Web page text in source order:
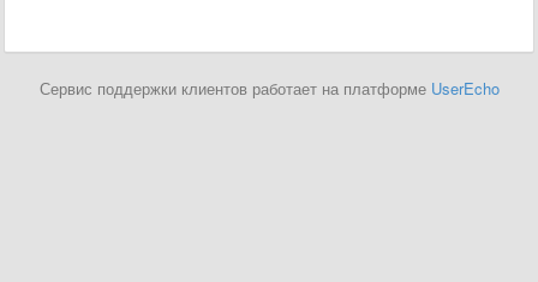
Сервис поддержки клиентов работает на платформе UserEcho